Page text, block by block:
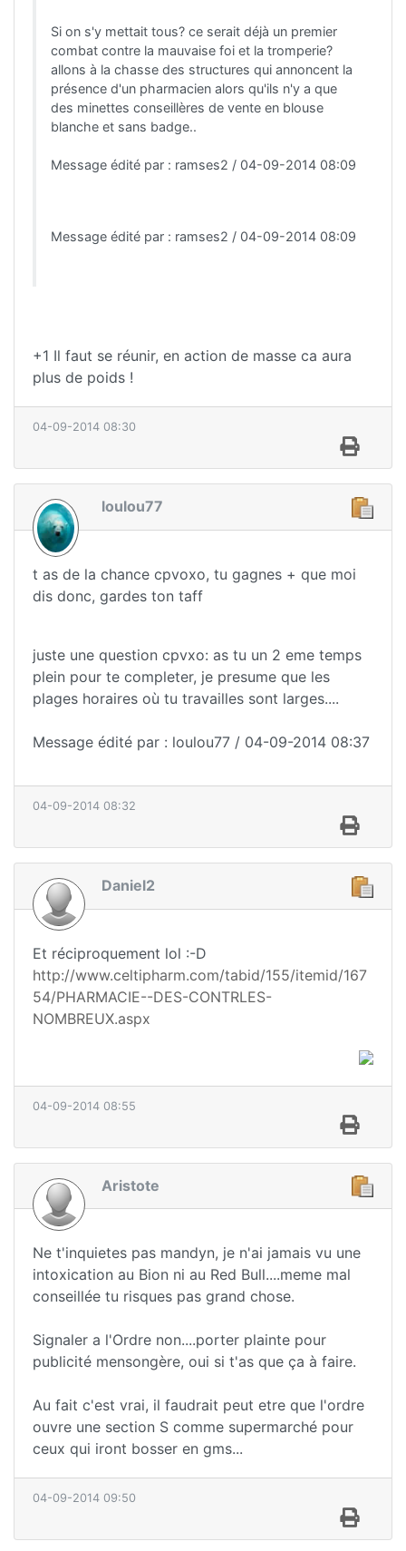
Si on s'y mettait tous? ce serait déjà un premier
combat contre la mauvaise foi et la tromperie?
allons à la chasse des structures qui annoncent la
présence d'un pharmacien alors qu'ils n'y a que
des minettes conseillères de vente en blouse
blanche et sans badge..
Message édité par : ramses2 / 04-09-2014 08:09
Message édité par : ramses2 / 04-09-2014 08:09
+1 Il faut se réunir, en action de masse ca aura
plus de poids !
04-09-2014 08:30
loulou77
t as de la chance cpvoxo, tu gagnes + que moi
dis donc, gardes ton taff
juste une question cpvxo: as tu un 2 eme temps
plein pour te completer, je presume que les
plages horaires où tu travailles sont larges....
Message édité par : loulou77 / 04-09-2014 08:37
04-09-2014 08:32
Daniel2
Et réciproquement lol :-D
http://www.celtipharm.com/tabid/155/itemid/167
54/PHARMACIE--DES-CONTRLES-
NOMBREUX.aspx
04-09-2014 08:55
Aristote
Ne t'inquietes pas mandyn, je n'ai jamais vu une
intoxication au Bion ni au Red Bull....meme mal
conseillée tu risques pas grand chose.
Signaler a l'Ordre non....porter plainte pour
publicité mensongère, oui si t'as que ça à faire.
Au fait c'est vrai, il faudrait peut etre que l'ordre
ouvre une section S comme supermarché pour
ceux qui iront bosser en gms...
04-09-2014 09:50